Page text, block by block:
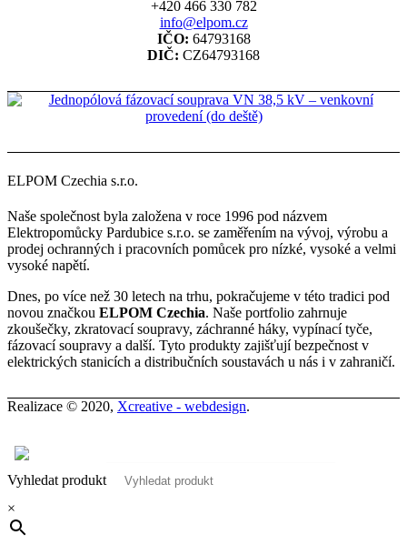
+420 466 330 782
info@elpom.cz
IČO: 64793168
DIČ: CZ64793168
ELPOM Czechia s.r.o.
Naše společnost byla založena v roce 1996 pod názvem
Elektropomůcky Pardubice s.r.o. se zaměřením na vývoj, výrobu a
prodej ochranných i pracovních pomůcek pro nízké, vysoké a velmi
vysoké napětí.
Dnes, po více než 30 letech na trhu, pokračujeme v této tradici pod
novou značkou ELPOM Czechia. Naše portfolio zahrnuje
zkoušečky, zkratovací soupravy, záchranné háky, vypínací tyče,
fázovací soupravy a další. Tyto produkty zajišťují bezpečnost v
elektrických stanicích a distribučních soustavách u nás i v zahraničí.
Realizace © 2020, Xcreative - webdesign.
Vyhledat produkt
×